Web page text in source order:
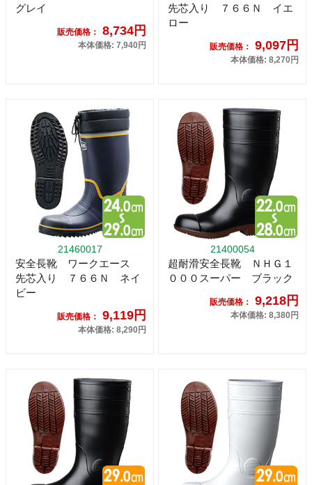
グレイ
販売価格： 8,734円
本体価格: 7,940円
先芯入り ７６６Ｎ イエ
ロー
販売価格： 9,097円
本体価格: 8,270円
21460017
安全長靴 ワークエース
先芯入り ７６６Ｎ ネイ
ビー
販売価格： 9,119円
本体価格: 8,290円
21400054
超耐滑安全長靴 ＮＨＧ１
０００スーパー ブラック
販売価格： 9,218円
本体価格: 8,380円